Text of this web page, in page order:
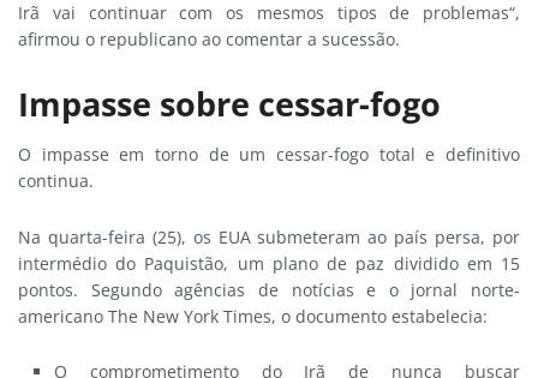
Irã vai continuar com os mesmos tipos de problemas“,
afirmou o republicano ao comentar a sucessão.
Impasse sobre cessar-fogo
O impasse em torno de um cessar-fogo total e definitivo
continua.
Na quarta-feira (25), os EUA submeteram ao país persa, por
intermédio do Paquistão, um plano de paz dividido em 15
pontos. Segundo agências de notícias e o jornal norte-
americano The New York Times, o documento estabelecia:
O comprometimento do Irã de nunca buscar